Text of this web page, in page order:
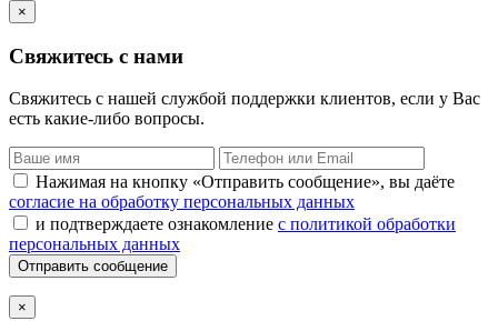
×
Свяжитесь с нами
Свяжитесь с нашей службой поддержки клиентов, если у Вас
есть какие-либо вопросы.
Нажимая на кнопку «Отправить сообщение», вы даёте
согласие на обработку персональных данных
и подтверждаете ознакомление с политикой обработки
персональных данных
Отправить сообщение
×